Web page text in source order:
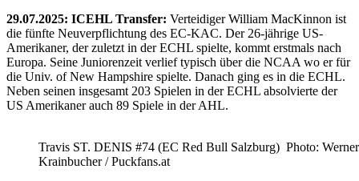
29.07.2025: ICEHL Transfer: Verteidiger William MacKinnon ist
die fünfte Neuverpflichtung des EC-KAC. Der 26-jährige US-
Amerikaner, der zuletzt in der ECHL spielte, kommt erstmals nach
Europa. Seine Juniorenzeit verlief typisch über die NCAA wo er für
die Univ. of New Hampshire spielte. Danach ging es in die ECHL.
Neben seinen insgesamt 203 Spielen in der ECHL absolvierte der
US Amerikaner auch 89 Spiele in der AHL.
Travis ST. DENIS #74 (EC Red Bull Salzburg) Photo: Werner
Krainbucher / Puckfans.at